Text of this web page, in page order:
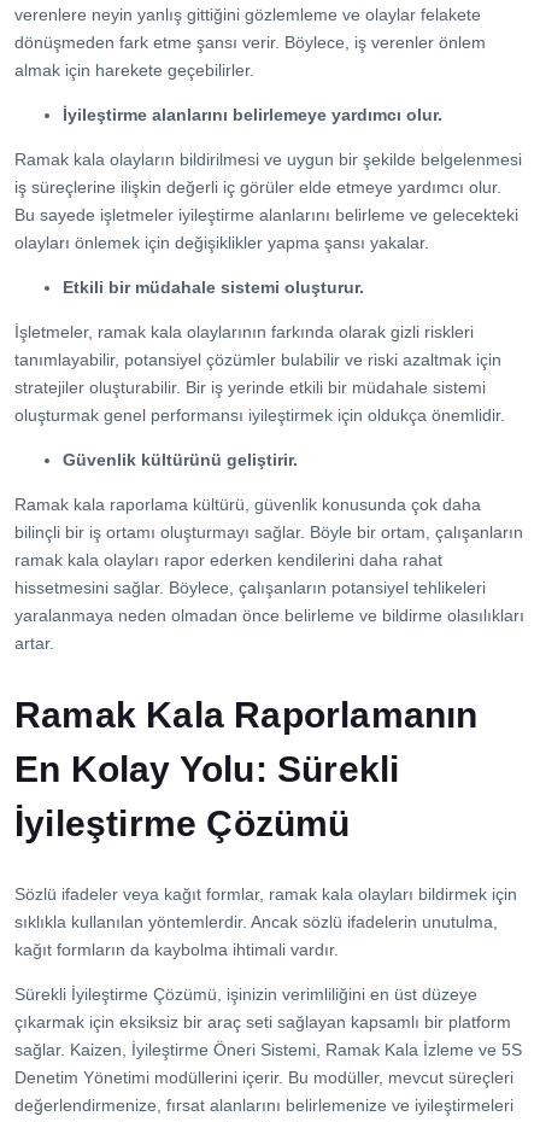
verenlere neyin yanlış gittiğini gözlemleme ve olaylar felakete
dönüşmeden fark etme şansı verir. Böylece, iş verenler önlem
almak için harekete geçebilirler.
İyileştirme alanlarını belirlemeye yardımcı olur.
Ramak kala olayların bildirilmesi ve uygun bir şekilde belgelenmesi
iş süreçlerine ilişkin değerli iç görüler elde etmeye yardımcı olur.
Bu sayede işletmeler iyileştirme alanlarını belirleme ve gelecekteki
olayları önlemek için değişiklikler yapma şansı yakalar.
Etkili bir müdahale sistemi oluşturur.
İşletmeler, ramak kala olaylarının farkında olarak gizli riskleri
tanımlayabilir, potansiyel çözümler bulabilir ve riski azaltmak için
stratejiler oluşturabilir. Bir iş yerinde etkili bir müdahale sistemi
oluşturmak genel performansı iyileştirmek için oldukça önemlidir.
Güvenlik kültürünü geliştirir.
Ramak kala raporlama kültürü, güvenlik konusunda çok daha
bilinçli bir iş ortamı oluşturmayı sağlar. Böyle bir ortam, çalışanların
ramak kala olayları rapor ederken kendilerini daha rahat
hissetmesini sağlar. Böylece, çalışanların potansiyel tehlikeleri
yaralanmaya neden olmadan önce belirleme ve bildirme olasılıkları
artar.
Ramak Kala Raporlamanın
En Kolay Yolu: Sürekli
İyileştirme Çözümü
Sözlü ifadeler veya kağıt formlar, ramak kala olayları bildirmek için
sıklıkla kullanılan yöntemlerdir. Ancak sözlü ifadelerin unutulma,
kağıt formların da kaybolma ihtimali vardır.
Sürekli İyileştirme Çözümü, işinizin verimliliğini en üst düzeye
çıkarmak için eksiksiz bir araç seti sağlayan kapsamlı bir platform
sağlar. Kaizen, İyileştirme Öneri Sistemi, Ramak Kala İzleme ve 5S
Denetim Yönetimi modüllerini içerir. Bu modüller, mevcut süreçleri
değerlendirmenize, fırsat alanlarını belirlemenize ve iyileştirmeleri